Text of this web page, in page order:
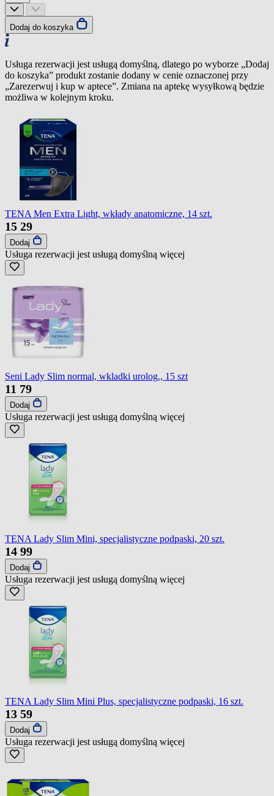
Dodaj do koszyka
Usługa rezerwacji jest usługą domyślną, dlatego po wyborze „Dodaj
do koszyka” produkt zostanie dodany w cenie oznaczonej przy
„Zarezerwuj i kup w aptece”. Zmiana na aptekę wysyłkową będzie
możliwa w kolejnym kroku.
TENA Men Extra Light, wkłady anatomiczne, 14 szt.
15 29
Dodaj
Usługa rezerwacji jest usługą domyślną więcej
Seni Lady Slim normal, wkladki urolog., 15 szt
11 79
Dodaj
Usługa rezerwacji jest usługą domyślną więcej
TENA Lady Slim Mini, specjalistyczne podpaski, 20 szt.
14 99
Dodaj
Usługa rezerwacji jest usługą domyślną więcej
TENA Lady Slim Mini Plus, specjalistyczne podpaski, 16 szt.
13 59
Dodaj
Usługa rezerwacji jest usługą domyślną więcej